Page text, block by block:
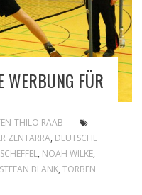
WERBUNG FÜR
THILO RAAB
ZENTARRA, DEUTSCHE
, NOAH WILKE,
STEFAN BLANK, TORBEN